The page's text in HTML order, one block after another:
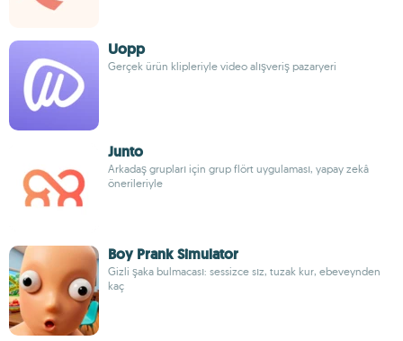
Uopp
Gerçek ürün klipleriyle video alışveriş pazaryeri
Junto
Arkadaş grupları için grup flört uygulaması, yapay zekâ
önerileriyle
Boy Prank Simulator
Gizli şaka bulmacası: sessizce sız, tuzak kur, ebeveynden
kaç